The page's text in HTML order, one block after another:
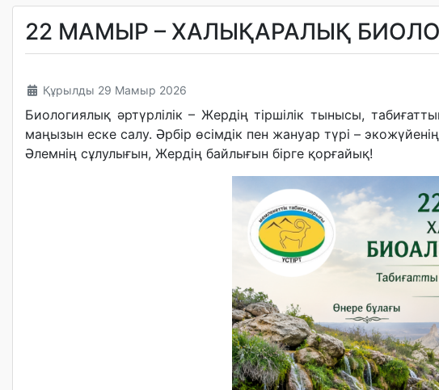
22 МАМЫР – ХАЛЫҚАРАЛЫҚ
Құрылды 29 Мамыр 2026
Биологиялық әртүрлілік – Жердің тіршілік тынысы,
маңызын еске салу. Әрбір өсімдік пен жануар түрі –
Әлемнің сұлулығын, Жердің байлығын бірге қорғайық!